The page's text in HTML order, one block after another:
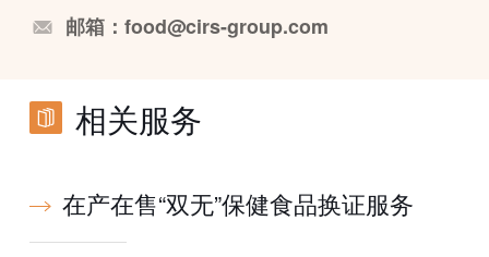
邮箱：food@cirs-group.com
相关服务
在产在售“双无”保健食品换证服务